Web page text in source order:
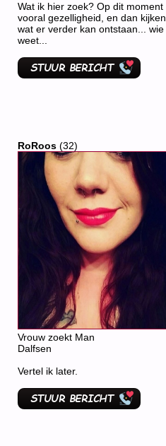
Wat ik hier zoek? Op dit moment
vooral gezelligheid, en dan kijken
wat er verder kan ontstaan... wie
weet...
RoRoos (32)
Vrouw zoekt Man
Dalfsen
Vertel ik later.